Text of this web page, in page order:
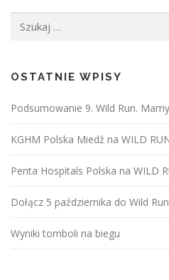
OSTATNIE WPISY
Podsumowanie 9. Wild Run.
KGHM Polska Miedź na WILD
Penta Hospitals Polska na WILD
Dołącz 5 października do Wild
Wyniki tomboli na biegu